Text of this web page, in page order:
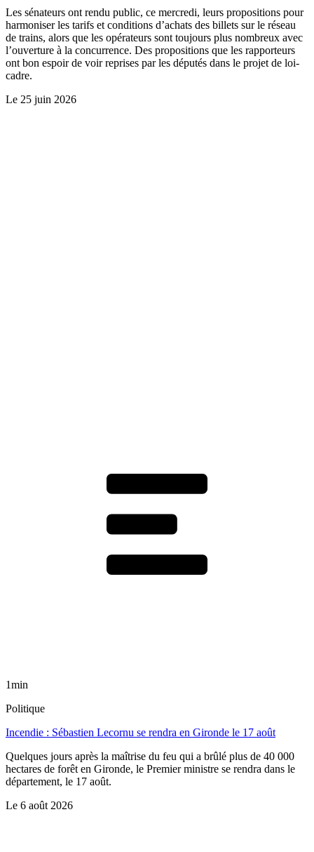
Les sénateurs ont rendu public, ce mercredi, leurs propositions pour
harmoniser les tarifs et conditions d’achats des billets sur le réseau
de trains, alors que les opérateurs sont toujours plus nombreux avec
l’ouverture à la concurrence. Des propositions que les rapporteurs
ont bon espoir de voir reprises par les députés dans le projet de loi-
cadre.
Le 25 juin 2026
1min
Politique
Incendie : Sébastien Lecornu se rendra en Gironde le 17 août
Quelques jours après la maîtrise du feu qui a brûlé plus de 40 000
hectares de forêt en Gironde, le Premier ministre se rendra dans le
département, le 17 août.
Le 6 août 2026